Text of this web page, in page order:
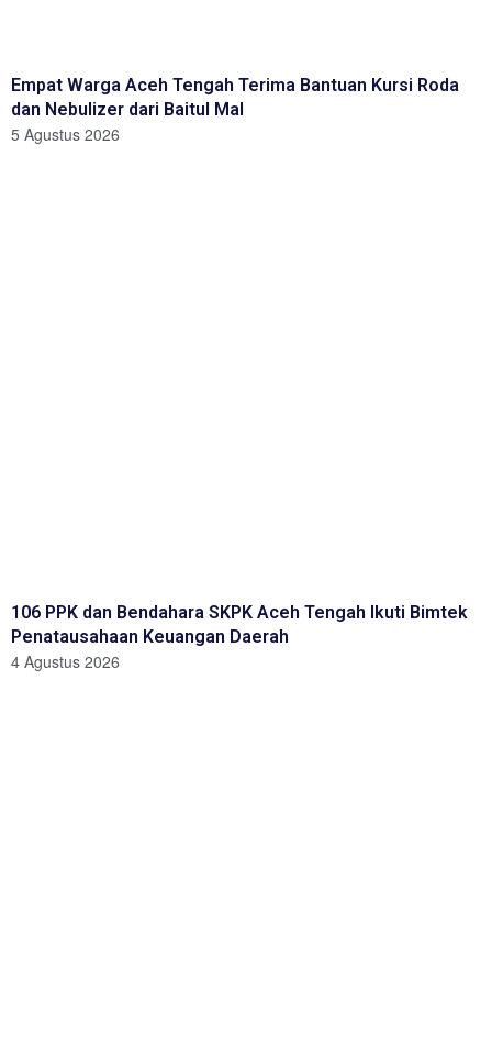
Empat Warga Aceh Tengah Terima Bantuan Kursi Roda
dan Nebulizer dari Baitul Mal
5 Agustus 2026
106 PPK dan Bendahara SKPK Aceh Tengah Ikuti Bimtek
Penatausahaan Keuangan Daerah
4 Agustus 2026